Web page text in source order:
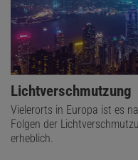
Lichtverschmutzung
Vielerorts in Europa ist es
Folgen der
erheblich.